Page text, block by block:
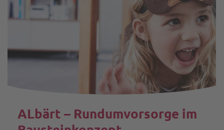
ALbärt – Rundumvorsorge im